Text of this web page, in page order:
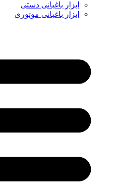
ابزار باغبانی دستی
ابزار باغبانی موتوری